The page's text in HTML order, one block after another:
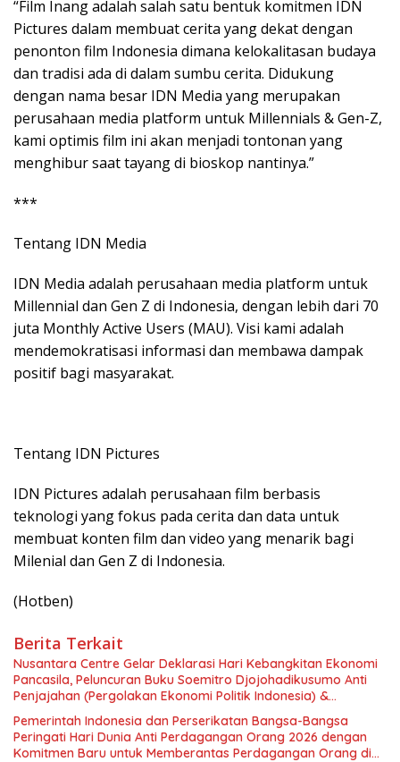
“Film Inang adalah salah satu bentuk komitmen IDN
Pictures dalam membuat cerita yang dekat dengan
penonton film Indonesia dimana kelokalitasan budaya
dan tradisi ada di dalam sumbu cerita. Didukung
dengan nama besar IDN Media yang merupakan
perusahaan media platform untuk Millennials & Gen-Z,
kami optimis film ini akan menjadi tontonan yang
menghibur saat tayang di bioskop nantinya.”
***
Tentang IDN Media
IDN Media adalah perusahaan media platform untuk
Millennial dan Gen Z di Indonesia, dengan lebih dari 70
juta Monthly Active Users (MAU). Visi kami adalah
mendemokratisasi informasi dan membawa dampak
positif bagi masyarakat.
Tentang IDN Pictures
IDN Pictures adalah perusahaan film berbasis
teknologi yang fokus pada cerita dan data untuk
membuat konten film dan video yang menarik bagi
Milenial dan Gen Z di Indonesia.
(Hotben)
Berita Terkait
Nusantara Centre Gelar Deklarasi Hari Kebangkitan Ekonomi
Pancasila, Peluncuran Buku Soemitro Djojohadikusumo Anti
Penjajahan (Pergolakan Ekonomi Politik Indonesia) &
Simposium Nasional “Urgensi Undang-Undang Perekonomian
Nasional dan Kesejahteraan Sosial dalam Menata Bangsa
Menuju Indonesia Emas 2045”,
Pemerintah Indonesia dan Perserikatan Bangsa-Bangsa
Peringati Hari Dunia Anti Perdagangan Orang 2026 dengan
Komitmen Baru untuk Memberantas Perdagangan Orang di